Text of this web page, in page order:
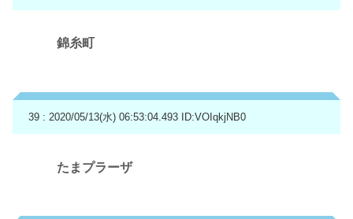
錦糸町
39 : 2020/05/13(水) 06:53:04.493 ID:VOIqkjNB0
たまプラーザ